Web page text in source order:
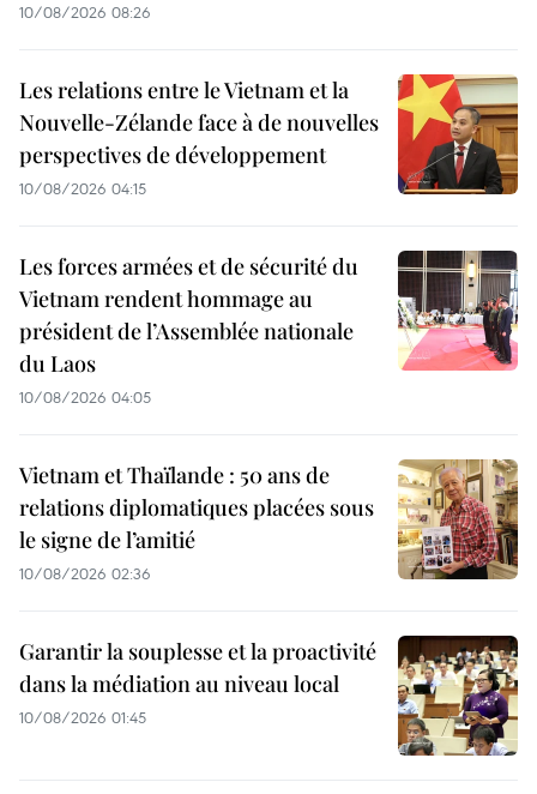
10/08/2026 08:26
Les relations entre le Vietnam et la
Nouvelle-Zélande face à de nouvelles
perspectives de développement
10/08/2026 04:15
Les forces armées et de sécurité du
Vietnam rendent hommage au
président de l’Assemblée nationale
du Laos
10/08/2026 04:05
Vietnam et Thaïlande : 50 ans de
relations diplomatiques placées sous
le signe de l’amitié
10/08/2026 02:36
Garantir la souplesse et la proactivité
dans la médiation au niveau local
10/08/2026 01:45